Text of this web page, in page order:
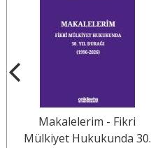
Makalelerim - Fikri
Mülkiyet Hukukunda 30.